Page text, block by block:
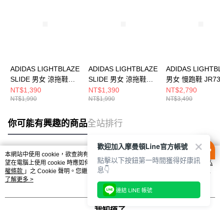
ADIDAS LIGHTBLAZE
SLIDE 男女 涼拖鞋
JQ8056
NT$1,390
NT$1,990
ADIDAS LIGHTBLAZE
SLIDE 男女 涼拖鞋
JS3587
NT$1,390
NT$1,990
ADIDAS
男女 慢跑鞋
NT$2,790
NT$3,490
你可能有興趣的商品全站排行
熱門標籤
本網站中使用 cookie，欲查詢有關本網站使用 cookie 方式之詳情，及若您不希
望在電腦上使用 cookie 時應如何變更電腦的 cookie 設定，請參閱本網站「
隱私
權條款 」之 Cookie 聲明。您繼續使用本網站即表示您同意本公司得按本網站使
用條款之 Cookie 聲明使用 cookie。
了解更多 >
歡迎加入摩曼頓Line官方帳號
點擊以下按鈕第一時間獲得好康訊
息👇
連結 LINE 帳號